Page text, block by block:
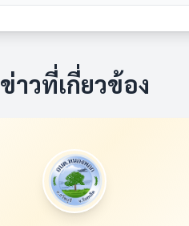
ข่าวที่เกี่ยวข้อง